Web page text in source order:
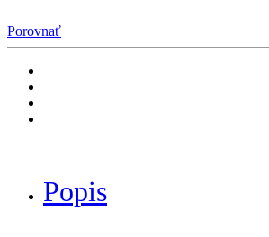
Porovnať
Popis